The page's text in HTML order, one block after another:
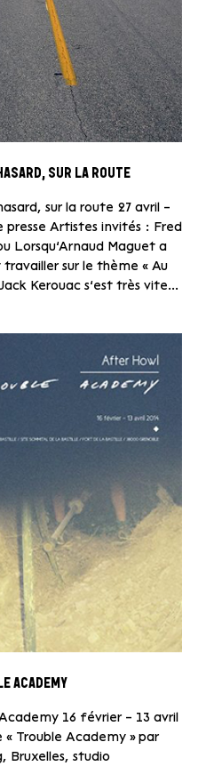
SUR LA ROUTE
sur la route 27 avril –
presse Artistes invités : Fred
Lorsqu’Arnaud Maguet a
travailler sur le thème « Au
Kerouac s’est très vite...
ACADEMY
16 février – 13 avril
« Trouble Academy » par
Bruxelles, studio